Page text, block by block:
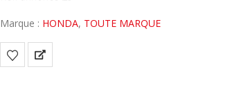
Marque : HONDA, TOUTE MARQUE